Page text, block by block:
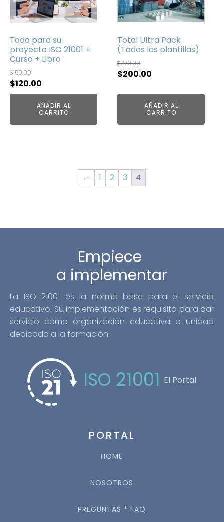
Todo para su
proyecto ISO 21001 +
Curso + Libro
$150.00
El
precio
original
era:
$120.00
precio
actual
AÑADIR AL
CARRITO
Total Ultra Pack
(Todas las plantillas)
$270.00
El
original
$270.00.
$200.00
es:
$200.00.
AÑADIR AL
CARRITO
← 1 2 3 4
Empiece
a implementar
La ISO 21001 es la norma base para el servicio
educativo. Su implementación es requisito para dar
servicio como organización educativa o unidad
dedicada a la formación.
ISO 21001 El Portal
PORTAL
HOME
NOSOTROS
PREGUNTAS * FAQ